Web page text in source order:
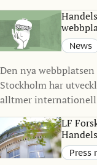
Management
under det senaste
och kreativitet kan
News
Den nya
Stockholm har
alltmer internationell
gemenskap ville vi
representerar vilka vi
LF
Press